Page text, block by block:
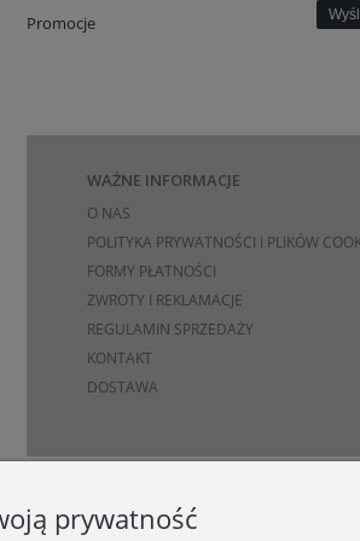
Promocje
WAŻNE INFORMACJE
O NAS
POLITYKA PRYWATNOŚCI I PLIKÓW
FORMY PŁATNOŚCI
ZWROTY I REKLAMACJE
REGULAMIN SPRZEDAŻY
KONTAKT
DOSTAWA
prywatność